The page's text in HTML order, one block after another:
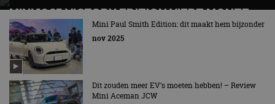
MINI 1965 VICTORY EDITION VIERT MONTE
CARLO-FEESTJE
Misschien wel een jaartje te laat...
Mini Paul Smith Edition: dit maakt hem bijzonder
nov 2025
Dit zouden meer EV’s moeten hebben! – Review
Mini Aceman JCW